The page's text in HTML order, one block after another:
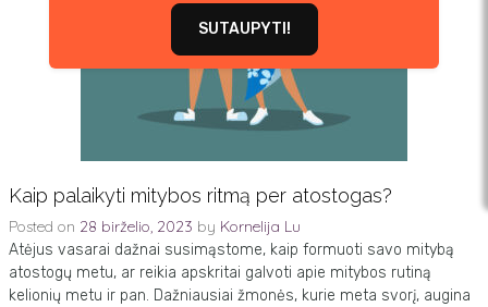
SUTAUPYTI!
Kaip palaikyti mitybos ritmą per atostogas?
Posted on 28 birželio, 2023 by Kornelija Lu
Atėjus vasarai dažnai susimąstome, kaip formuoti savo mitybą
atostogų metu, ar reikia apskritai galvoti apie mitybos rutiną
kelionių metu ir pan. Dažniausiai žmonės, kurie meta svorį, augina